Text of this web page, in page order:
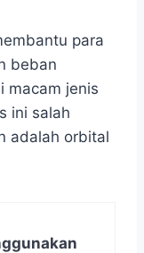
para
beban
macam jenis
ini salah
adalah orbital